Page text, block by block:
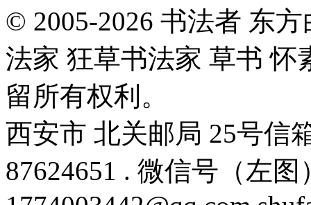
© 2005-2026 书法者 东
法家 狂草书法家 草书 怀
留所有权利。
西安市 北关邮局 25号信
87624651 . 微信号（左